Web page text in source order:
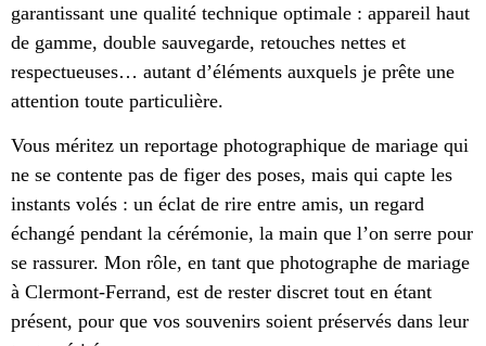
garantissant une qualité technique optimale : appareil haut
de gamme, double sauvegarde, retouches nettes et
respectueuses… autant d’éléments auxquels je prête une
attention toute particulière.
Vous méritez un reportage photographique de mariage qui
ne se contente pas de figer des poses, mais qui capte les
instants volés : un éclat de rire entre amis, un regard
échangé pendant la cérémonie, la main que l’on serre pour
se rassurer. Mon rôle, en tant que photographe de mariage
à Clermont-Ferrand, est de rester discret tout en étant
présent, pour que vos souvenirs soient préservés dans leur